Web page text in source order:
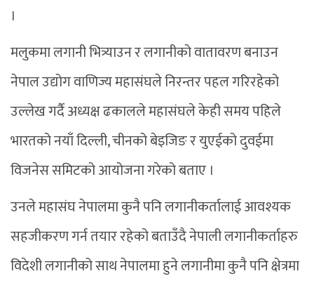
।
मलुकमा लगानी भित्र्याउन र लगानीको वातावरण बनाउन
नेपाल उद्योग वाणिज्य महासंघले निरन्तर पहल गरिरहेको
उल्लेख गर्दै अध्यक्ष ढकालले महासंघले केही समय पहिले
भारतको नयाँ दिल्ली, चीनको बेइजिङ र युएईको दुवईमा
विजनेस समिटको आयोजना गरेको बताए ।
उनले महासंघ नेपालमा कुनै पनि लगानीकर्तालाई आवश्यक
सहजीकरण गर्न तयार रहेको बताउँदै नेपाली लगानीकर्ताहरु
विदेशी लगानीको साथ नेपालमा हुने लगानीमा कुनै पनि क्षेत्रमा